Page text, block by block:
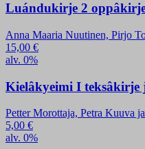
Luándukirje 2
Anna Maaria Nuutinen, Pirjo
15,00 €
alv. 0%
Kielâkyeimi I teksâkirje
Petter Morottaja, Petra Kuuva
5,00 €
alv. 0%